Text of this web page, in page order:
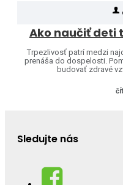
Trpezlivosť patrí medzi
prenáša do dospelosti.
budovať zdravé
Sledujte nás